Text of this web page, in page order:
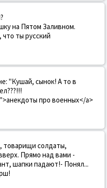
на Пятом Заливном.
ты русский
"Кушай, сынок! А то в
про военных</a>
товарищи солдаты,
Прямо над вами -
шапки падают!- Понял...